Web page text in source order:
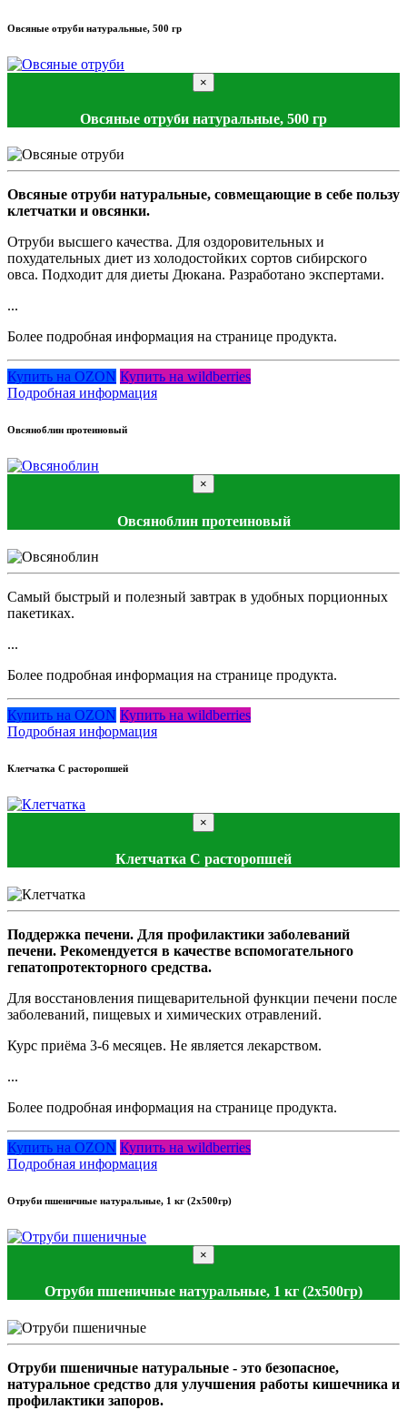
Овсяные отруби натуральные, 500 гр
×
Овсяные отруби натуральные, 500 гр
Овсяные отруби натуральные, совмещающие в себе пользу
клетчатки и овсянки.
Отруби высшего качества. Для оздоровительных и
похудательных диет из холодостойких сортов сибирского
овса. Подходит для диеты Дюкана. Разработано экспертами.
...
Более подробная информация на странице продукта.
Купить на OZON Купить на wildberries
Подробная информация
Овсяноблин протеиновый
×
Овсяноблин протеиновый
Самый быстрый и полезный завтрак в удобных порционных
пакетиках.
...
Более подробная информация на странице продукта.
Купить на OZON Купить на wildberries
Подробная информация
Клетчатка С расторопшей
×
Клетчатка С расторопшей
Поддержка печени. Для профилактики заболеваний
печени. Рекомендуется в качестве вспомогательного
гепатопротекторного средства.
Для восстановления пищеварительной функции печени после
заболеваний, пищевых и химических отравлений.
Курс приёма 3-6 месяцев. Не является лекарством.
...
Более подробная информация на странице продукта.
Купить на OZON Купить на wildberries
Подробная информация
Отруби пшеничные натуральные, 1 кг (2х500гр)
×
Отруби пшеничные натуральные, 1 кг (2х500гр)
Отруби пшеничные натуральные - это безопасное,
натуральное средство для улучшения работы кишечника и
профилактики запоров.